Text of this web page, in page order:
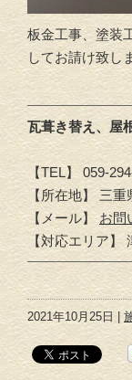
板金工事、塗装
してお請け致し
瓦葺き替え、屋
【TEL】 059-
【所在地】 三
【メール】お問
【対応エリア
2021年10月25日 |